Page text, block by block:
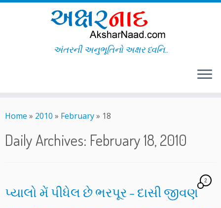
to
અંતરની અનુભૂતિનો અક્ષર ધ્વનિ..
Home » 2010 » February» 18
Daily Archives: February 18, 2010
પ્યાલો મેં પીધેલ છે ભરપૂર – દાસી જીવણ
2